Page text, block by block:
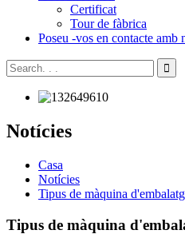
Certificat
Tour de fàbrica
Poseu -vos en contacte amb
Notícies
Casa
Notícies
Tipus de màquina
Tipus de màquina